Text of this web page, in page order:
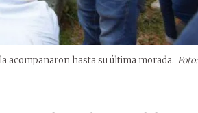
acompañaron hasta su última morada. Foto: